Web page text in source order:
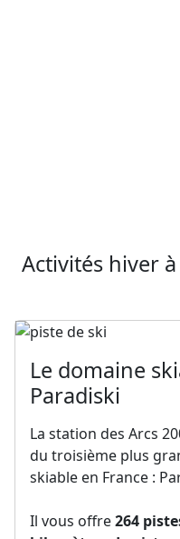
Activités hiver
Le domaine
Paradiski
La station des Arcs
du troisième plus
skiable en France :
Il vous offre264